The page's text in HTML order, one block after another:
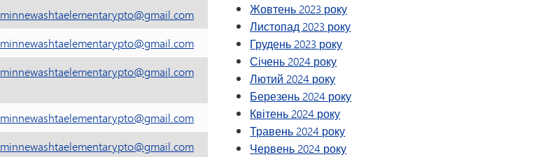
minnewashtaelementarypto@gmail.com
minnewashtaelementarypto@gmail.com
minnewashtaelementarypto@gmail.com
minnewashtaelementarypto@gmail.com
minnewashtaelementarypto@gmail.com
Жовтень 2023 року
Листопад 2023 року
Грудень 2023 року
Січень 2024 року
Лютий 2024 року
Березень 2024 року
Квітень 2024 року
Травень 2024 року
Червень 2024 року